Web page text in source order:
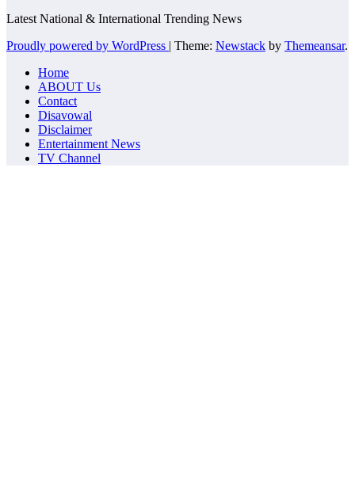
Latest National & International Trending News
Proudly powered by WordPress | Theme: Newstack by Themeansar.
Home
ABOUT Us
Contact
Disavowal
Disclaimer
Entertainment News
TV Channel